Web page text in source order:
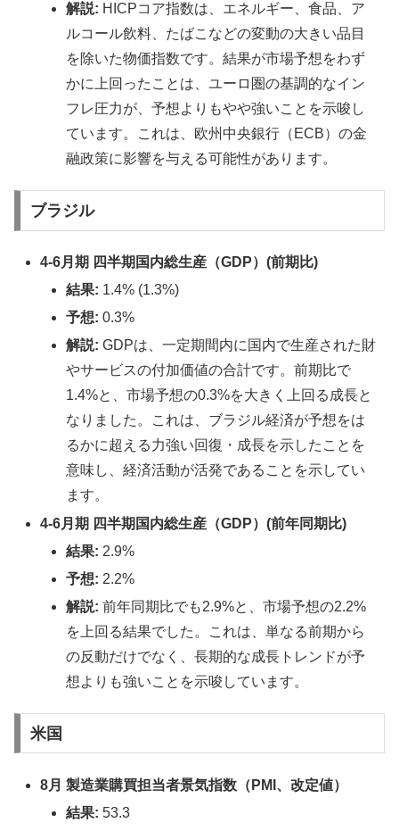
解説: HICPコア指数は、エネルギー、食品、ア
ルコール飲料、たばこなどの変動の大きい品目
を除いた物価指数です。結果が市場予想をわず
かに上回ったことは、ユーロ圏の基調的なイン
フレ圧力が、予想よりもやや強いことを示唆し
ています。これは、欧州中央銀行（ECB）の金
融政策に影響を与える可能性があります。
ブラジル
4-6月期 四半期国内総生産（GDP）(前期比)
結果: 1.4% (1.3%)
予想: 0.3%
解説: GDPは、一定期間内に国内で生産された財
やサービスの付加価値の合計です。前期比で
1.4%と、市場予想の0.3%を大きく上回る成長と
なりました。これは、ブラジル経済が予想をは
るかに超える力強い回復・成長を示したことを
意味し、経済活動が活発であることを示してい
ます。
4-6月期 四半期国内総生産（GDP）(前年同期比)
結果: 2.9%
予想: 2.2%
解説: 前年同期比でも2.9%と、市場予想の2.2%
を上回る結果でした。これは、単なる前期から
の反動だけでなく、長期的な成長トレンドが予
想よりも強いことを示唆しています。
米国
8月 製造業購買担当者景気指数（PMI、改定値）
結果: 53.3